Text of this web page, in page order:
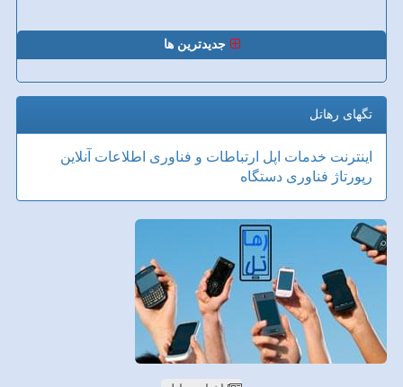
جدیدترین ها
تگهای رهاتل
اینترنت خدمات اپل ارتباطات و فناوری اطلاعات آنلاین
رپورتاژ فناوری دستگاه